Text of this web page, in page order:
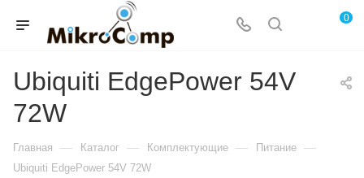
0
Ubiquiti EdgePower 54V
72W
Главная — Каталог — Комплектующие — Питание —
Ubiquiti EdgePower 54V 72W